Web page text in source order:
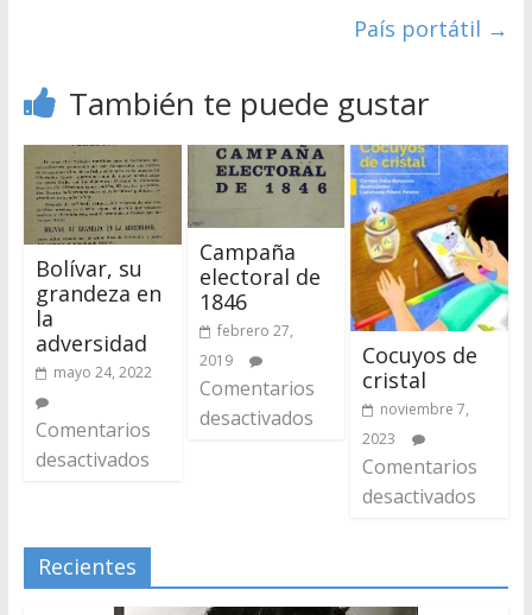
País portátil →
También te puede gustar
Bolívar, su
grandeza en
la
adversidad
mayo 24, 2022
Comentarios
desactivados
Campaña
electoral de
1846
febrero 27,
2019
Comentarios
desactivados
Cocuyos de
cristal
noviembre 7,
2023
Comentarios
desactivados
Recientes